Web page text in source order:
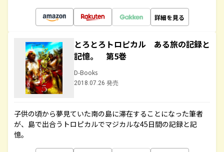
詳細を見る
とろとろトロピカル ある旅の記録と
記憶。 第5巻
D-Books
2018.07.26 発売
子供の頃から夢見ていた南の島に滞在することになった筆者
が、島で出合うトロピカルでマジカルな45日間の記録と記
憶。